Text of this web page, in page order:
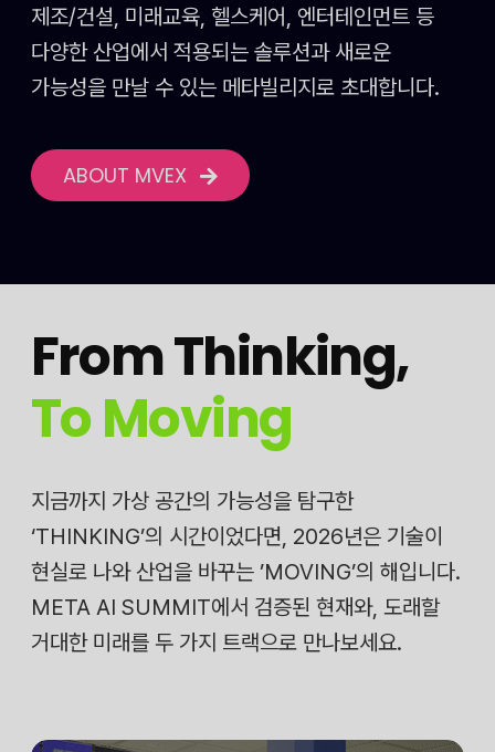
제조/건설, 미래교육, 헬스케어, 엔터테인먼트 등
다양한 산업에서 적용되는 솔루션과 새로운
가능성을만날 수 있는 메타빌리지로 초대합니다.
ABOUT MVEX
From Thinking,
To Moving
지금까지 가상 공간의 가능성을 탐구한
‘THINKING’의 시간이었다면, 2026년은 기술이
현실로 나와 산업을 바꾸는 ’MOVING’의 해입니다.
META AI SUMMIT에서 검증된 현재와, 도래할
거대한 미래를 두 가지 트랙으로 만나보세요.